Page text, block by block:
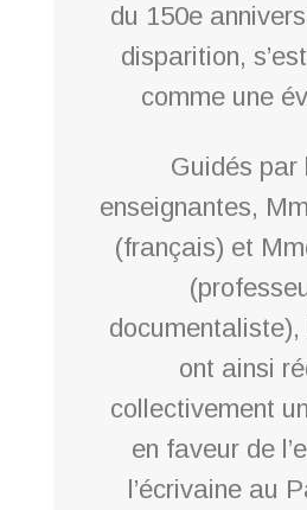
du 150e
disparition,
comme une
Guidés par
enseignantes,
(français) et
documentaliste),
ont ainsi
collectivement
en faveur de
l’écrivaine au